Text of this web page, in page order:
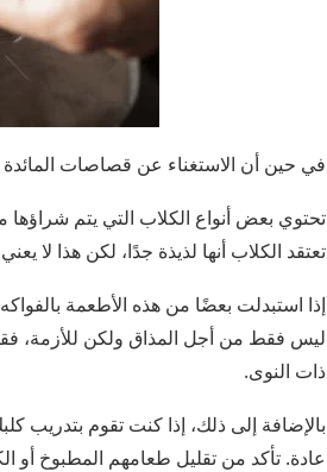
في حين أن الاستغناء عن قصاصات المائدة
تحتوي بعض أنواع الكلاب التي يتم
تعتقد الكلاب أنها لذيذة جدًا، لكن هذا لا
إذا استبدلت بعضًا من هذه الأطعمة
ليس فقط من أجل المذاق ولكن للأزمة،
ذات النوى.
بالإضافة إلى ذلك، إذا كنت تقوم بتدريب
عادة. تأكد من تقليل طعامهم المطبوخ أو